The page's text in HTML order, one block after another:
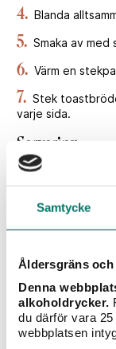
Samtycke
Åldersgräns och
Denna
alkoholdrycker.
du därför vara
webbplatsen
4. Blanda
5. Smaka av med
6. Värm en
7. Stek
varje sida.
Servering
8. Lägg upp
salladen.
Recept: Mattias Larsson
Betyg